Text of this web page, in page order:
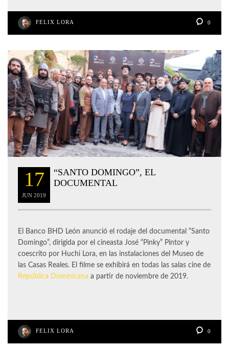
FELIX LORA 0
17
JUN 2019
“SANTO DOMINGO”, EL
DOCUMENTAL
El Banco BHD León anunció el rodaje del documental “Santo
Domingo”, dirigida por el cineasta José “Pinky” Pintor y
coescrito por Huchi Lora, en las instalaciones del Museo de
las Casas Reales. El filme se exhibirá en todas las salas cine de
República Dominicana a partir de noviembre de 2019.
FELIX LORA 0